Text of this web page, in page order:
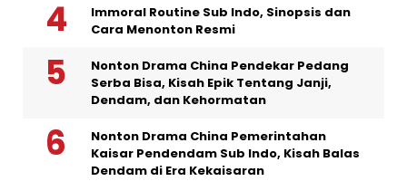
Immoral Routine Sub Indo, Sinopsis dan
Cara Menonton Resmi
Nonton Drama China Pendekar Pedang
Serba Bisa, Kisah Epik Tentang Janji,
Dendam, dan Kehormatan
Nonton Drama China Pemerintahan
Kaisar Pendendam Sub Indo, Kisah Balas
Dendam di Era Kekaisaran